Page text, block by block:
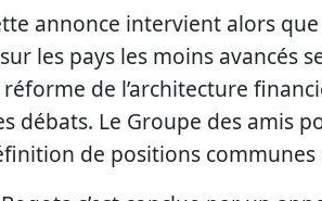
annonce intervient alors
les pays les moins avancés
de l’architecture
débats. Le Groupe des amis
de positions communes